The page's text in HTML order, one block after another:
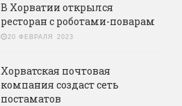
В Хорватии открылся
ресторан с роботами-поварам
20 ФЕВРАЛЯ 2023
Хорватская почтовая
компания создаст сеть
постаматов